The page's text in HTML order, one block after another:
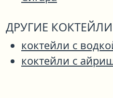
ДРУГИЕ КОКТЕЙЛИ
коктейли с
коктейли с